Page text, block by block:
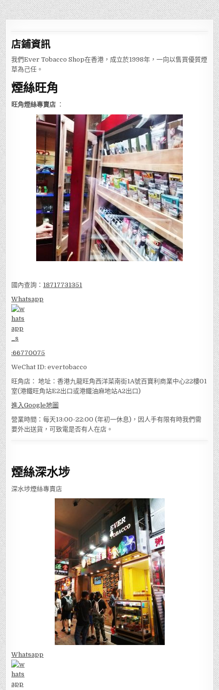
店鋪資訊
我們Ever Tobacco Shop在香港，成立於1998年，一向以售買優質煙
草為己任。
煙絲旺角
旺角煙絲專賣店 ：
國內查詢： 18717731351
Whatsapp
:66770075
WeChat ID: evertobacco
旺角店： 地址：香港九龍旺角西洋菜南街1A號百寶利商業中心22樓01
室(港鐵旺角站E2出口或港鐵油麻地站A2出口)
進入Google地圖
營業時間：每天13:00-22:00 (年初一休息)，因人手有限有時我們需
要外出送貨，可致電是否有人在店。
煙絲深水埗
深水埗煙絲專賣店
Whatsapp